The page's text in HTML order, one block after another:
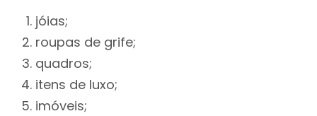
jóias;
roupas de grife;
quadros;
itens de luxo;
imóveis;